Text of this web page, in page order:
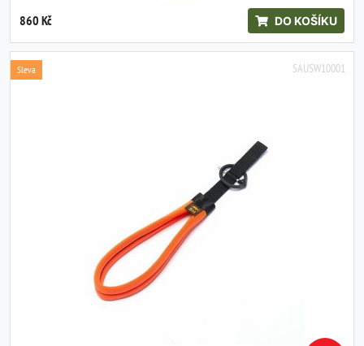
860 Kč DO KOŠÍKU
SAUSW10001
Sleva